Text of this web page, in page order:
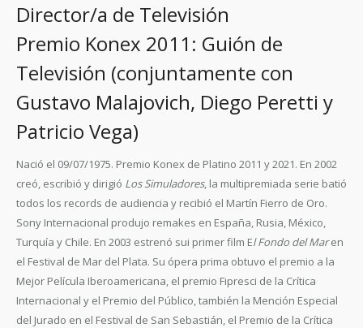
Director/a de Televisión
Premio Konex 2011: Guión de
Televisión (conjuntamente con
Gustavo Malajovich, Diego Peretti y
Patricio Vega)
Nació el 09/07/1975. Premio Konex de Platino 2011 y 2021. En 2002
creó, escribió y dirigió Los Simuladores, la multipremiada serie batió
todos los records de audiencia y recibió el Martín Fierro de Oro.
Sony Internacional produjo remakes en España, Rusia, México,
Turquía y Chile. En 2003 estrenó sui primer film El Fondo del Maren
el Festival de Mar del Plata. Su ópera prima obtuvo el premio a la
Mejor Película Iberoamericana, el premio Fipresci de la Crítica
Internacional y el Premio del Público, también la Mención Especial
del Jurado en el Festival de San Sebastián, el Premio de la Crítica